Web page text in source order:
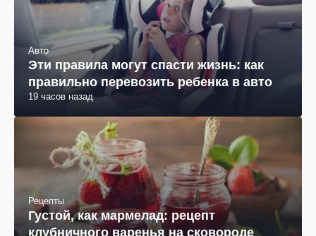
Авто
Эти правила могут спасти жизнь: как
правильно перевозить ребенка в авто
19 часов назад
Рецепты
Густой, как мармелад: рецепт
клубничного варенья на сковороде